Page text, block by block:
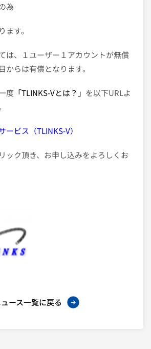
為
ます。
は、１ユーザー１アカウントが無償
からは有償となります。
度 「TLINKS-Vとは？」 を以下URLよ
ビス（TLINKS-V）
ック頂き、お申し込みをよろしくお
ース一覧に戻る